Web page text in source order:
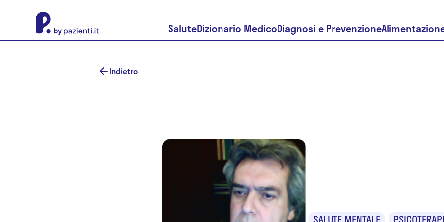
SaluteDizionario MedicoDiagnosi e Prevenzione
Indietro
SALUTE MENTALE